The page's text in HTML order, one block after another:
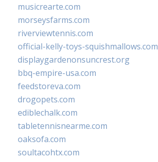
musicrearte.com
morseysfarms.com
riverviewtennis.com
official-kelly-toys-squishmallows.com
displaygardenonsuncrest.org
bbq-empire-usa.com
feedstoreva.com
drogopets.com
ediblechalk.com
tabletennisnearme.com
oaksofa.com
soultacohtx.com